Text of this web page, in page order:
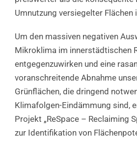
Umnutzung versiegelter Flächen
Um den massiven negativen
Mikroklima im innerstädtischen
entgegenzuwirken und eine
voranschreitende Abnahme
Grünflächen, die dringend
Klimafolgen-Eindämmung sind,
Projekt „ReSpace – Reclaiming
zur Identifikation von